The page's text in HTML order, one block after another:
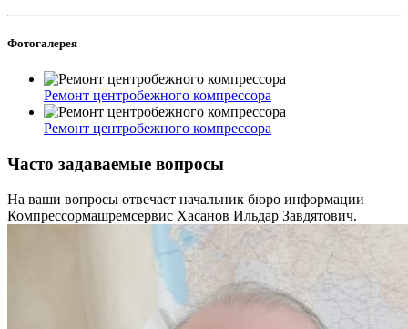
Фотогалерея
Ремонт центробежного компрессора
Ремонт центробежного компрессора
Часто задаваемые вопросы
На ваши вопросы отвечает начальник бюро информации
Компрессормашремсервис Хасанов Ильдар Завдятович.